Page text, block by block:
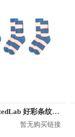
MostwantedLab 好彩条纹袜子套装 MWL
暂无购买链接